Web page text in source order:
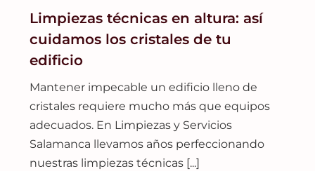
Limpiezas técnicas en altura: así
cuidamos los cristales de tu
edificio
Mantener impecable un edificio lleno de
cristales requiere mucho más que equipos
adecuados. En Limpiezas y Servicios
Salamanca llevamos años perfeccionando
nuestras limpiezas técnicas [...]